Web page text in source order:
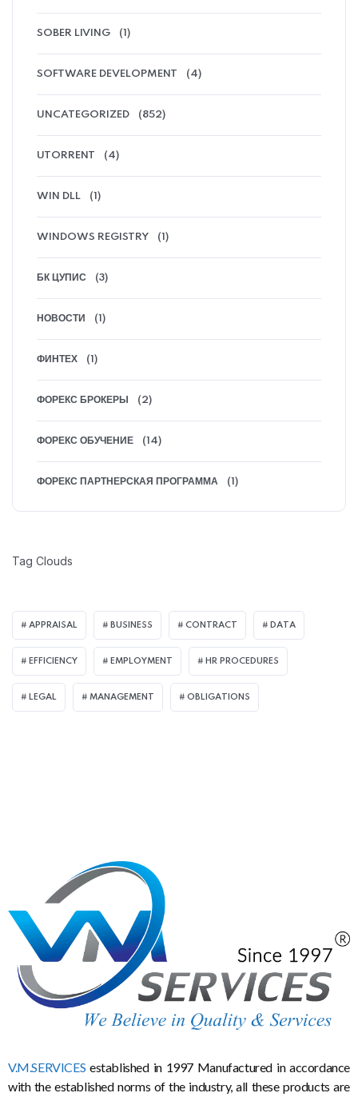
SOBER LIVING (1)
SOFTWARE DEVELOPMENT (4)
UNCATEGORIZED (852)
UTORRENT (4)
WIN DLL (1)
WINDOWS REGISTRY (1)
БК ЦУПИС (3)
НОВОСТИ (1)
ФИНТЕХ (1)
ФОРЕКС БРОКЕРЫ (2)
ФОРЕКС ОБУЧЕНИЕ (14)
ФОРЕКС ПАРТНЕРСКАЯ ПРОГРАММА (1)
Tag Clouds
APPRAISAL BUSINESS CONTRACT DATA
EFFICIENCY EMPLOYMENT HR PROCEDURES
LEGAL MANAGEMENT OBLIGATIONS
V.M.SERVICES established in 1997 Manufactured in accordance
with the established norms of the industry, all these products are